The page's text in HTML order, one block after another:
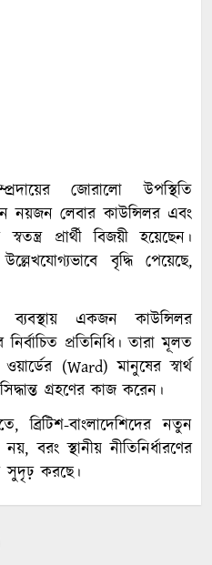
জোরালো উপস্থিতি
নয়জন লেবার কাউন্সিলর এবং
প্রার্থী বিজয়ী হয়েছেন।
বৃদ্ধি পেয়েছে,
ব্যবস্থায় একজন কাউন্সিলর
প্রতিনিধি। তারা মূলত
(Ward) মানুষের স্বার্থ
গ্রহণের কাজ করেন।
ব্রিটিশ-বাংলাদেশিদের নতুন
স্থানীয় নীতিনির্ধারণের
সুদৃঢ় করছে।